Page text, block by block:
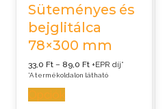
Süteményes és
bejglitálca
78×300 mm
33,0Ft – 89,0FtÁrtartomány:
33,0 Ft
-
+EPR díj*
*A termékoldalon látható
Opciók